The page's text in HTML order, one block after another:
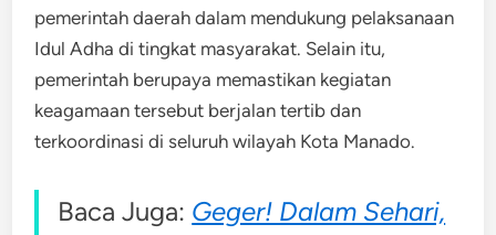
pemerintah daerah dalam mendukung pelaksanaan
Idul Adha di tingkat masyarakat. Selain itu,
pemerintah berupaya memastikan kegiatan
keagamaan tersebut berjalan tertib dan
terkoordinasi di seluruh wilayah Kota Manado.
Baca Juga: Geger! Dalam Sehari,